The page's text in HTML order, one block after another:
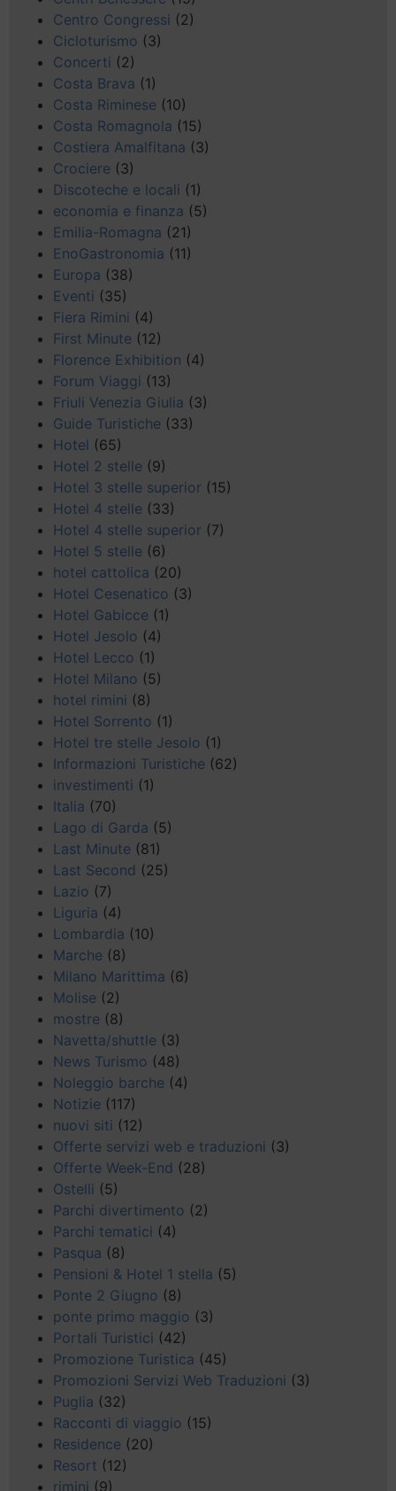
Centro Congressi (2)
Cicloturismo (3)
Concerti (2)
Costa Brava (1)
Costa Riminese (10)
Costa Romagnola (15)
Costiera Amalfitana (3)
Crociere (3)
Discoteche e locali (1)
economia e finanza (5)
Emilia-Romagna (21)
EnoGastronomia (11)
Europa (38)
Eventi (35)
Fiera Rimini (4)
First Minute (12)
Florence Exhibition (4)
Forum Viaggi (13)
Friuli Venezia Giulia (3)
Guide Turistiche (33)
Hotel (65)
Hotel 2 stelle (9)
Hotel 3 stelle superior (15)
Hotel 4 stelle (33)
Hotel 4 stelle superior (7)
Hotel 5 stelle (6)
hotel cattolica (20)
Hotel Cesenatico (3)
Hotel Gabicce (1)
Hotel Jesolo (4)
Hotel Lecco (1)
Hotel Milano (5)
hotel rimini (8)
Hotel Sorrento (1)
Hotel tre stelle Jesolo (1)
Informazioni Turistiche (62)
investimenti (1)
Italia (70)
Lago di Garda (5)
Last Minute (81)
Last Second (25)
Lazio (7)
Liguria (4)
Lombardia (10)
Marche (8)
Milano Marittima (6)
Molise (2)
mostre (8)
Navetta/shuttle (3)
News Turismo (48)
Noleggio barche (4)
Notizie (117)
nuovi siti (12)
Offerte servizi web e traduzioni (3)
Offerte Week-End (28)
Ostelli (5)
Parchi divertimento (2)
Parchi tematici (4)
Pasqua (8)
Pensioni & Hotel 1 stella (5)
Ponte 2 Giugno (8)
ponte primo maggio (3)
Portali Turistici (42)
Promozione Turistica (45)
Promozioni Servizi Web Traduzioni (3)
Puglia (32)
Racconti di viaggio (15)
Residence (20)
Resort (12)
rimini (9)